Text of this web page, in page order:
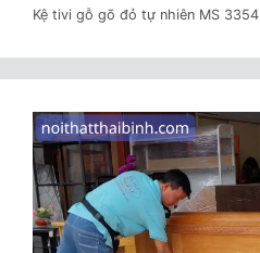
Kệ tivi gỗ gõ đỏ tự nhiên MS 3354